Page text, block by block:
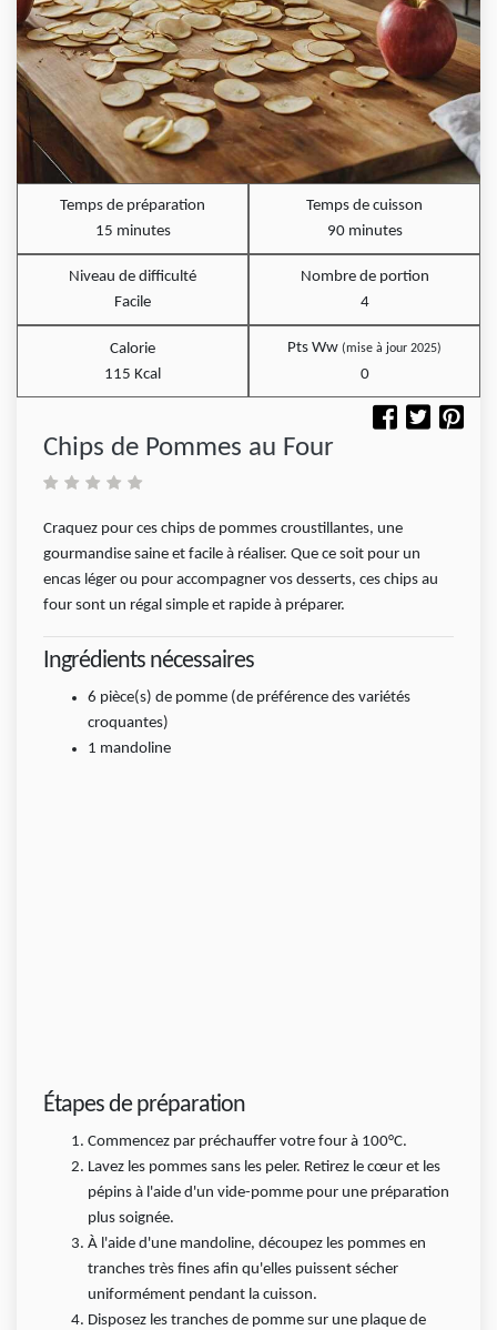
Temps de préparation
15 minutes
Temps de cuisson
90 minutes
Niveau de difficulté
Facile
Nombre de portion
4
Calorie
115 Kcal
Pts Ww (mise à jour 2025)
0
Chips de Pommes au Four
Craquez pour ces chips de pommes croustillantes, une
gourmandise saine et facile à réaliser. Que ce soit pour un
encas léger ou pour accompagner vos desserts, ces chips au
four sont un régal simple et rapide à préparer.
Ingrédients nécessaires
6 pièce(s) de pomme (de préférence des variétés
croquantes)
1 mandoline
Étapes de préparation
Commencez par préchauffer votre four à 100°C.
Lavez les pommes sans les peler. Retirez le cœur et les
pépins à l'aide d'un vide-pomme pour une préparation
plus soignée.
À l'aide d'une mandoline, découpez les pommes en
tranches très fines afin qu'elles puissent sécher
uniformément pendant la cuisson.
Disposez les tranches de pomme sur une plaque de